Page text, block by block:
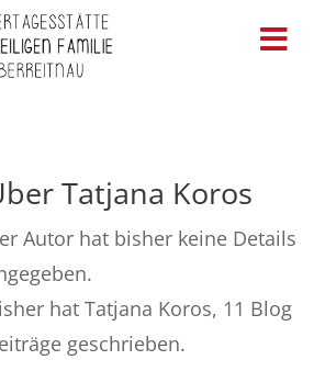
Tatjana Koros
Autor hat bisher keine Details
hat Tatjana Koros, 11 Blog
geschrieben.